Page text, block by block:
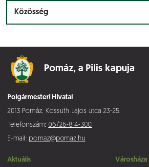
Közösség
Pomáz, a Pilis kapuja
Polgármesteri Hivatal
2013 Pomáz, Kossuth Lajos utca 23-25.
Telefonszám: 06/26-814-300
E-mail: pomaz@pomaz.hu
Aktuális Városháza